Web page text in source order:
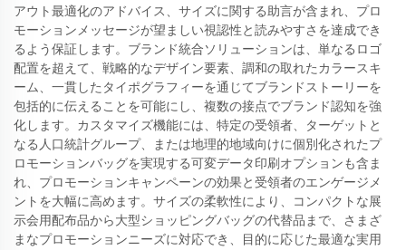
アウト最適化のアドバイス、サイズに関する助言が含まれ、プロ
モーションメッセージが望ましい視認性と読みやすさを達成でき
るよう保証します。ブランド統合ソリューションは、単なるロゴ
配置を超えて、戦略的なデザイン要素、調和の取れたカラースキ
ーム、一貫したタイポグラフィーを通じてブランドストーリーを
包括的に伝えることを可能にし、複数の接点でブランド認知を強
化します。カスタマイズ機能には、特定の受領者、ターゲットと
なる人口統計グループ、または地理的地域向けに個別化されたプ
ロモーションバッグを実現する可変データ印刷オプションも含ま
れ、プロモーションキャンペーンの効果と受領者のエンゲージメ
ントを大幅に高めます。サイズの柔軟性により、コンパクトな展
示会用配布品から大型ショッピングバッグの代替品まで、さまざ
まなプロモーションニーズに対応でき、目的に応じた最適な実用